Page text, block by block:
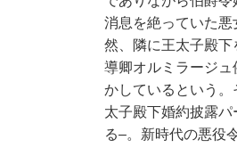
消息を絶っていた
然、隣に王太子殿
導卿オルミラージ
かしているという
太子殿下婚約披露
る–。新時代の悪役